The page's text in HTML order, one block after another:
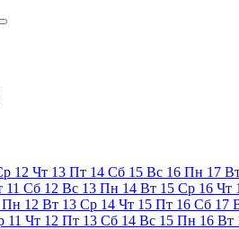
12 Чт 13 Пт 14 Сб 15 Вс 16 Пн 17
11 Сб 12 Вс 13 Пн 14 Вт 15 Ср 16 Чт
Пн 12 Вт 13 Ср 14 Чт 15 Пт 16 Сб 17
11 Чт 12 Пт 13 Сб 14 Вс 15 Пн 16 Вт